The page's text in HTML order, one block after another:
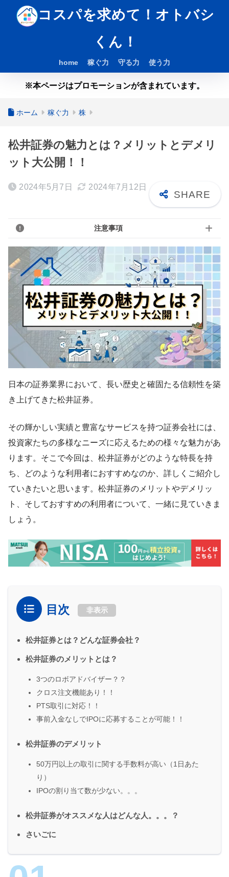
コスパを求めて！オトバシ
くん！
home 稼ぐ力 守る力 使う力
※本ページはプロモーションが含まれています。
ホーム 稼ぐ力 株
松井証券の魅力とは？メリットとデメリ
ット大公開！！
2024年5月7日 2024年7月12日
注意事項
日本の証券業界において、長い歴史と確固たる信頼性を築
き上げてきた松井証券。
その輝かしい実績と豊富なサービスを持つ証券会社には、
投資家たちの多様なニーズに応えるための様々な魅力があ
ります。そこで今回は、松井証券がどのような特長を持
ち、どのような利用者におすすめなのか、詳しくご紹介し
ていきたいと思います。松井証券のメリットやデメリッ
ト、そしておすすめの利用者について、一緒に見ていきま
しょう。
目次 非表示
松井証券とは？どんな証券会社？
松井証券のメリットとは？
3つのロボアドバイザー？？
クロス注文機能あり！！
PTS取引に対応！！
事前入金なしでIPOに応募することが可能！！
松井証券のデメリット
50万円以上の取引に関する手数料が高い（1日あた
り）
IPOの割り当て数が少ない。。。
松井証券がオススメな人はどんな人。。。？
さいごに